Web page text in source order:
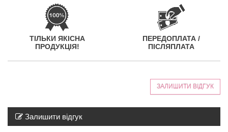
ТІЛЬКИ ЯКІСНА
ПРОДУКЦІЯ!
ПЕРЕДОПЛАТА /
ПІСЛЯПЛАТА
ЗАЛИШИТИ ВІДГУК
Залишити відгук